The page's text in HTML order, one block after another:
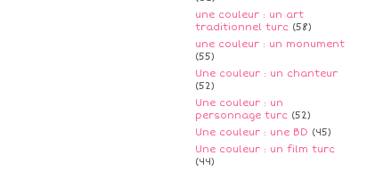
une couleur : un art
traditionnel turc (58)
une couleur : un monument
(55)
Une couleur : un chanteur
(52)
Une couleur : un
personnage turc (52)
Une couleur : une BD (45)
Une couleur : un film turc
(44)